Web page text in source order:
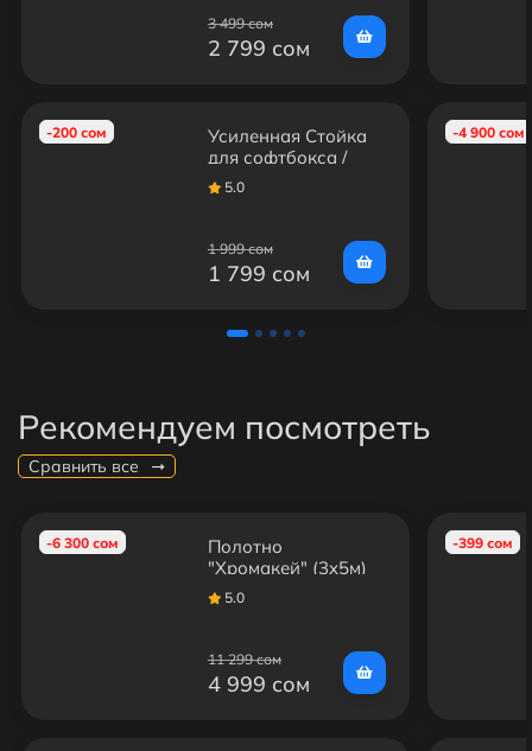
3 499 сом
2 799 сом
-200 сом
Усиленная Стойка
для софтбокса /
кольцевой лампы
5.0
1 999 сом
1 799 сом
-4 900 сом
Рекомендуем посмотреть
Сравнить все
-6 300 сом
Полотно
"Хромакей" (3x5м)
без стоек
5.0
11 299 сом
4 999 сом
-399 сом